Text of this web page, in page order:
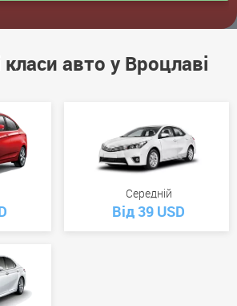
авто у Вроцлаві
Середній
Від 39 USD